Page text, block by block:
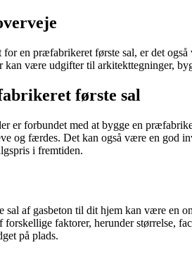
en præfabrikeret første sal, er det
kan være udgifter til arkitekttegninger,
første sal
er forbundet med at bygge en
og færdes. Det kan også være en god
i fremtiden.
af gasbeton til dit hjem kan være en
faktorer, herunder størrelse,
på plads.